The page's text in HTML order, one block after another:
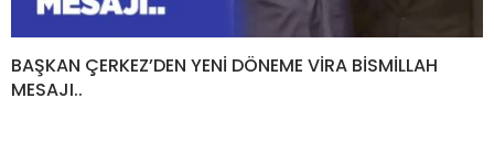
BAŞKAN ÇERKEZ’DEN YENİ DÖNEME VİRA BİSMİLLAH
MESAJI..